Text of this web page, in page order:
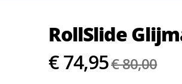
RollSlide
€ 74,95€ 80,00